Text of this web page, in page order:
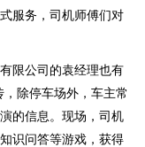
服务，司机师傅们对
限公司的袁经理也有
除停车场外，车主常
的信息。现场，司机
识问答等游戏，获得